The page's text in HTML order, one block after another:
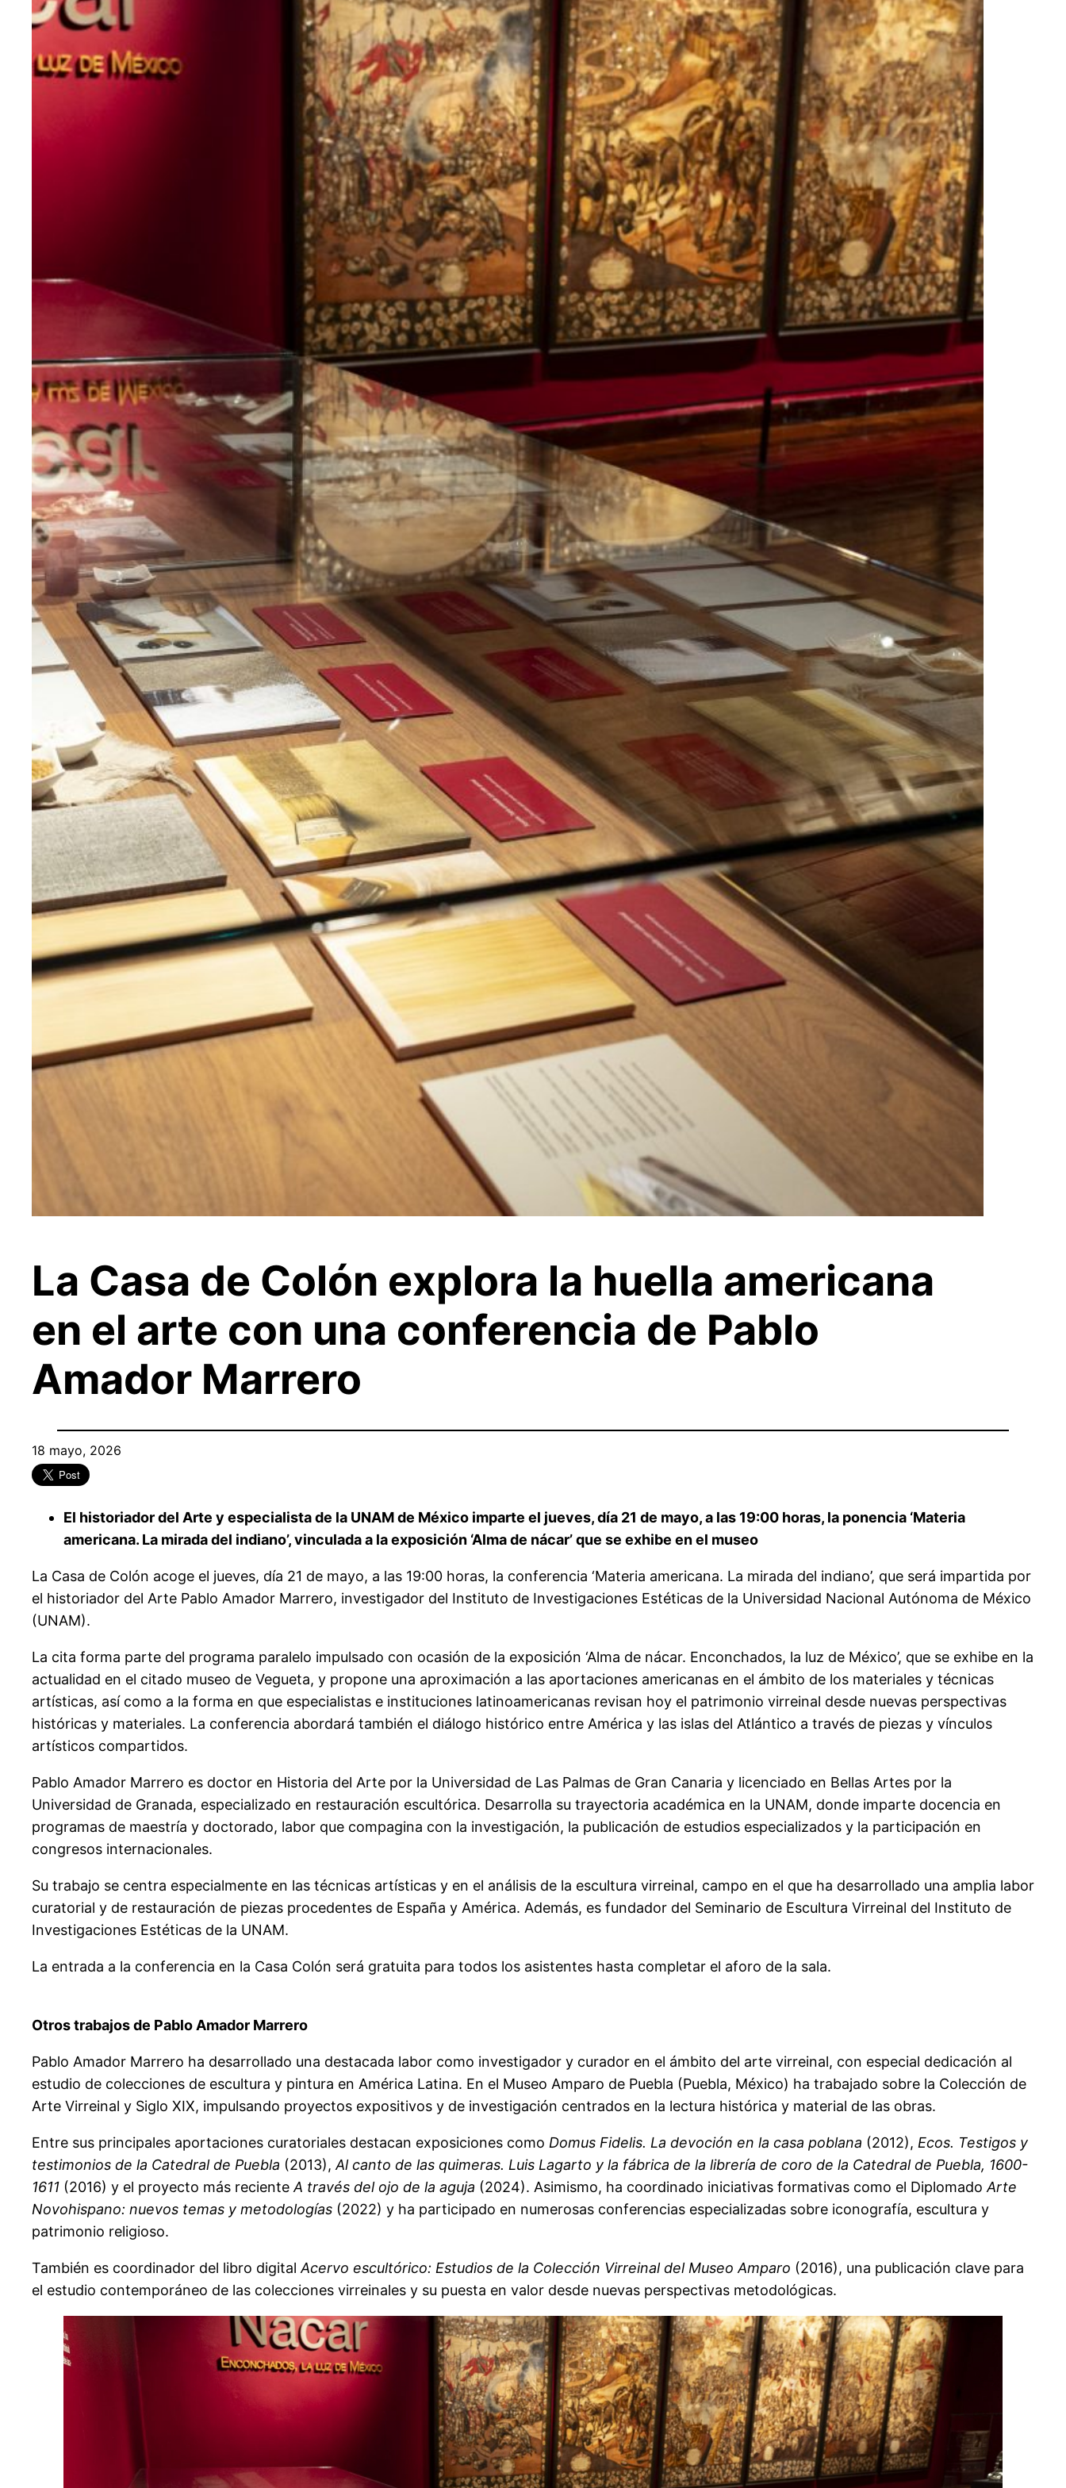
La Casa de Colón explora la huella americana
en el arte con una conferencia de Pablo
Amador Marrero
18 mayo, 2026
El historiador del Arte y especialista de la UNAM de México imparte el jueves, día 21 de mayo, a las 19:00 horas, la ponencia ‘Materia
americana. La mirada del indiano’, vinculada a la exposición ‘Alma de nácar’ que se exhibe en el museo
La Casa de Colón acoge el jueves, día 21 de mayo, a las 19:00 horas, la conferencia ‘Materia americana. La mirada del indiano’, que será impartida por
el historiador del Arte Pablo Amador Marrero, investigador del Instituto de Investigaciones Estéticas de la Universidad Nacional Autónoma de México
(UNAM).
La cita forma parte del programa paralelo impulsado con ocasión de la exposición ‘Alma de nácar. Enconchados, la luz de México’, que se exhibe en la
actualidad en el citado museo de Vegueta, y propone una aproximación a las aportaciones americanas en el ámbito de los materiales y técnicas
artísticas, así como a la forma en que especialistas e instituciones latinoamericanas revisan hoy el patrimonio virreinal desde nuevas perspectivas
históricas y materiales. La conferencia abordará también el diálogo histórico entre América y las islas del Atlántico a través de piezas y vínculos
artísticos compartidos.
Pablo Amador Marrero es doctor en Historia del Arte por la Universidad de Las Palmas de Gran Canaria y licenciado en Bellas Artes por la
Universidad de Granada, especializado en restauración escultórica. Desarrolla su trayectoria académica en la UNAM, donde imparte docencia en
programas de maestría y doctorado, labor que compagina con la investigación, la publicación de estudios especializados y la participación en
congresos internacionales.
Su trabajo se centra especialmente en las técnicas artísticas y en el análisis de la escultura virreinal, campo en el que ha desarrollado una amplia labor
curatorial y de restauración de piezas procedentes de España y América. Además, es fundador del Seminario de Escultura Virreinal del Instituto de
Investigaciones Estéticas de la UNAM.
La entrada a la conferencia en la Casa Colón será gratuita para todos los asistentes hasta completar el aforo de la sala.
Otros trabajos de Pablo Amador Marrero
Pablo Amador Marrero ha desarrollado una destacada labor como investigador y curador en el ámbito del arte virreinal, con especial dedicación al
estudio de colecciones de escultura y pintura en América Latina. En el Museo Amparo de Puebla (Puebla, México) ha trabajado sobre la Colección de
Arte Virreinal y Siglo XIX, impulsando proyectos expositivos y de investigación centrados en la lectura histórica y material de las obras.
Entre sus principales aportaciones curatoriales destacan exposiciones como Domus Fidelis. La devoción en la casa poblana (2012), Ecos. Testigos y
testimonios de la Catedral de Puebla (2013), Al canto de las quimeras. Luis Lagarto y la fábrica de la librería de coro de la Catedral de Puebla, 1600-
1611 (2016) y el proyecto más reciente A través del ojo de la aguja (2024). Asimismo, ha coordinado iniciativas formativas como el Diplomado Arte
Novohispano: nuevos temas y metodologías (2022) y ha participado en numerosas conferencias especializadas sobre iconografía, escultura y
patrimonio religioso.
También es coordinador del libro digital Acervo escultórico: Estudios de la Colección Virreinal del Museo Amparo (2016), una publicación clave para
el estudio contemporáneo de las colecciones virreinales y su puesta en valor desde nuevas perspectivas metodológicas.